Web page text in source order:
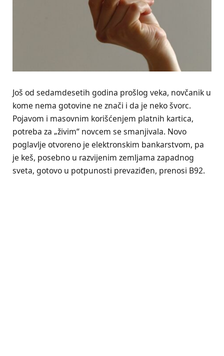
Još od sedamdesetih godina prošlog veka, novčanik u
kome nema gotovine ne znači i da je neko švorc.
Pojavom i masovnim korišćenjem platnih kartica,
potreba za „živim“ novcem se smanjivala. Novo
poglavlje otvoreno je elektronskim bankarstvom, pa
je keš, posebno u razvijenim zemljama zapadnog
sveta, gotovo u potpunosti prevaziđen, prenosi B92.